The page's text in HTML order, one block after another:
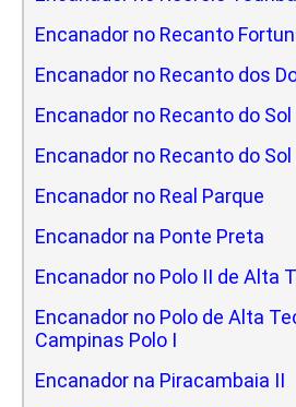
Encanador no Recanto
Encanador no Recanto dos
Encanador no Recanto do Sol
Encanador no Recanto do Sol
Encanador no Real Parque
Encanador na Ponte Preta
Encanador no Polo II de Alta
Encanador no Polo de Alta
Campinas Polo I
Encanador na Piracambaia II